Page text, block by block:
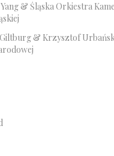
& Śląska Orkiestra
& Krzysztof